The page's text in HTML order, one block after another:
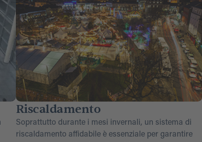
Riscaldamento
Soprattutto durante i mesi invernali, un sistema di
riscaldamento affidabile è essenziale per garantire